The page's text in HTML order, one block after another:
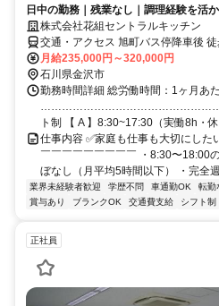
日中の勤務｜残業なし｜調理経験を活
株式会社花組セントラルキッチン
交通・アクセス 旭町バス停降車後
月給235,000円～320,000円
石川県金沢市
勤務時間詳細 総労働時間：1ヶ月あ
…………………………………………… 月〜
ト制 【 A 】8:30~17:30（実働8h・
仕事内容 ✅家庭も仕事も大切にした
￣￣￣￣￣￣￣￣￣ ・8:30〜18:00
ぼなし（月平均5時間以下） ・完全
業界未経験者歓迎 学歴不問 車通勤OK 転勤
賞与あり
ブランクOK 交通費支給 シフト制
正社員